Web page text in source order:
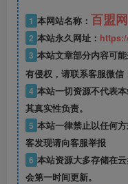
1 本网站名称： 百盟网
2 本站永久网址：
3 本站文章部分内容可
有侵权，请联系客服微信
4 本站一切资源不代表
其真实性负责。
5 本站一律禁止以任何
客发现请向客服举报
6 本站资源大多存储在
会第一时间更新。